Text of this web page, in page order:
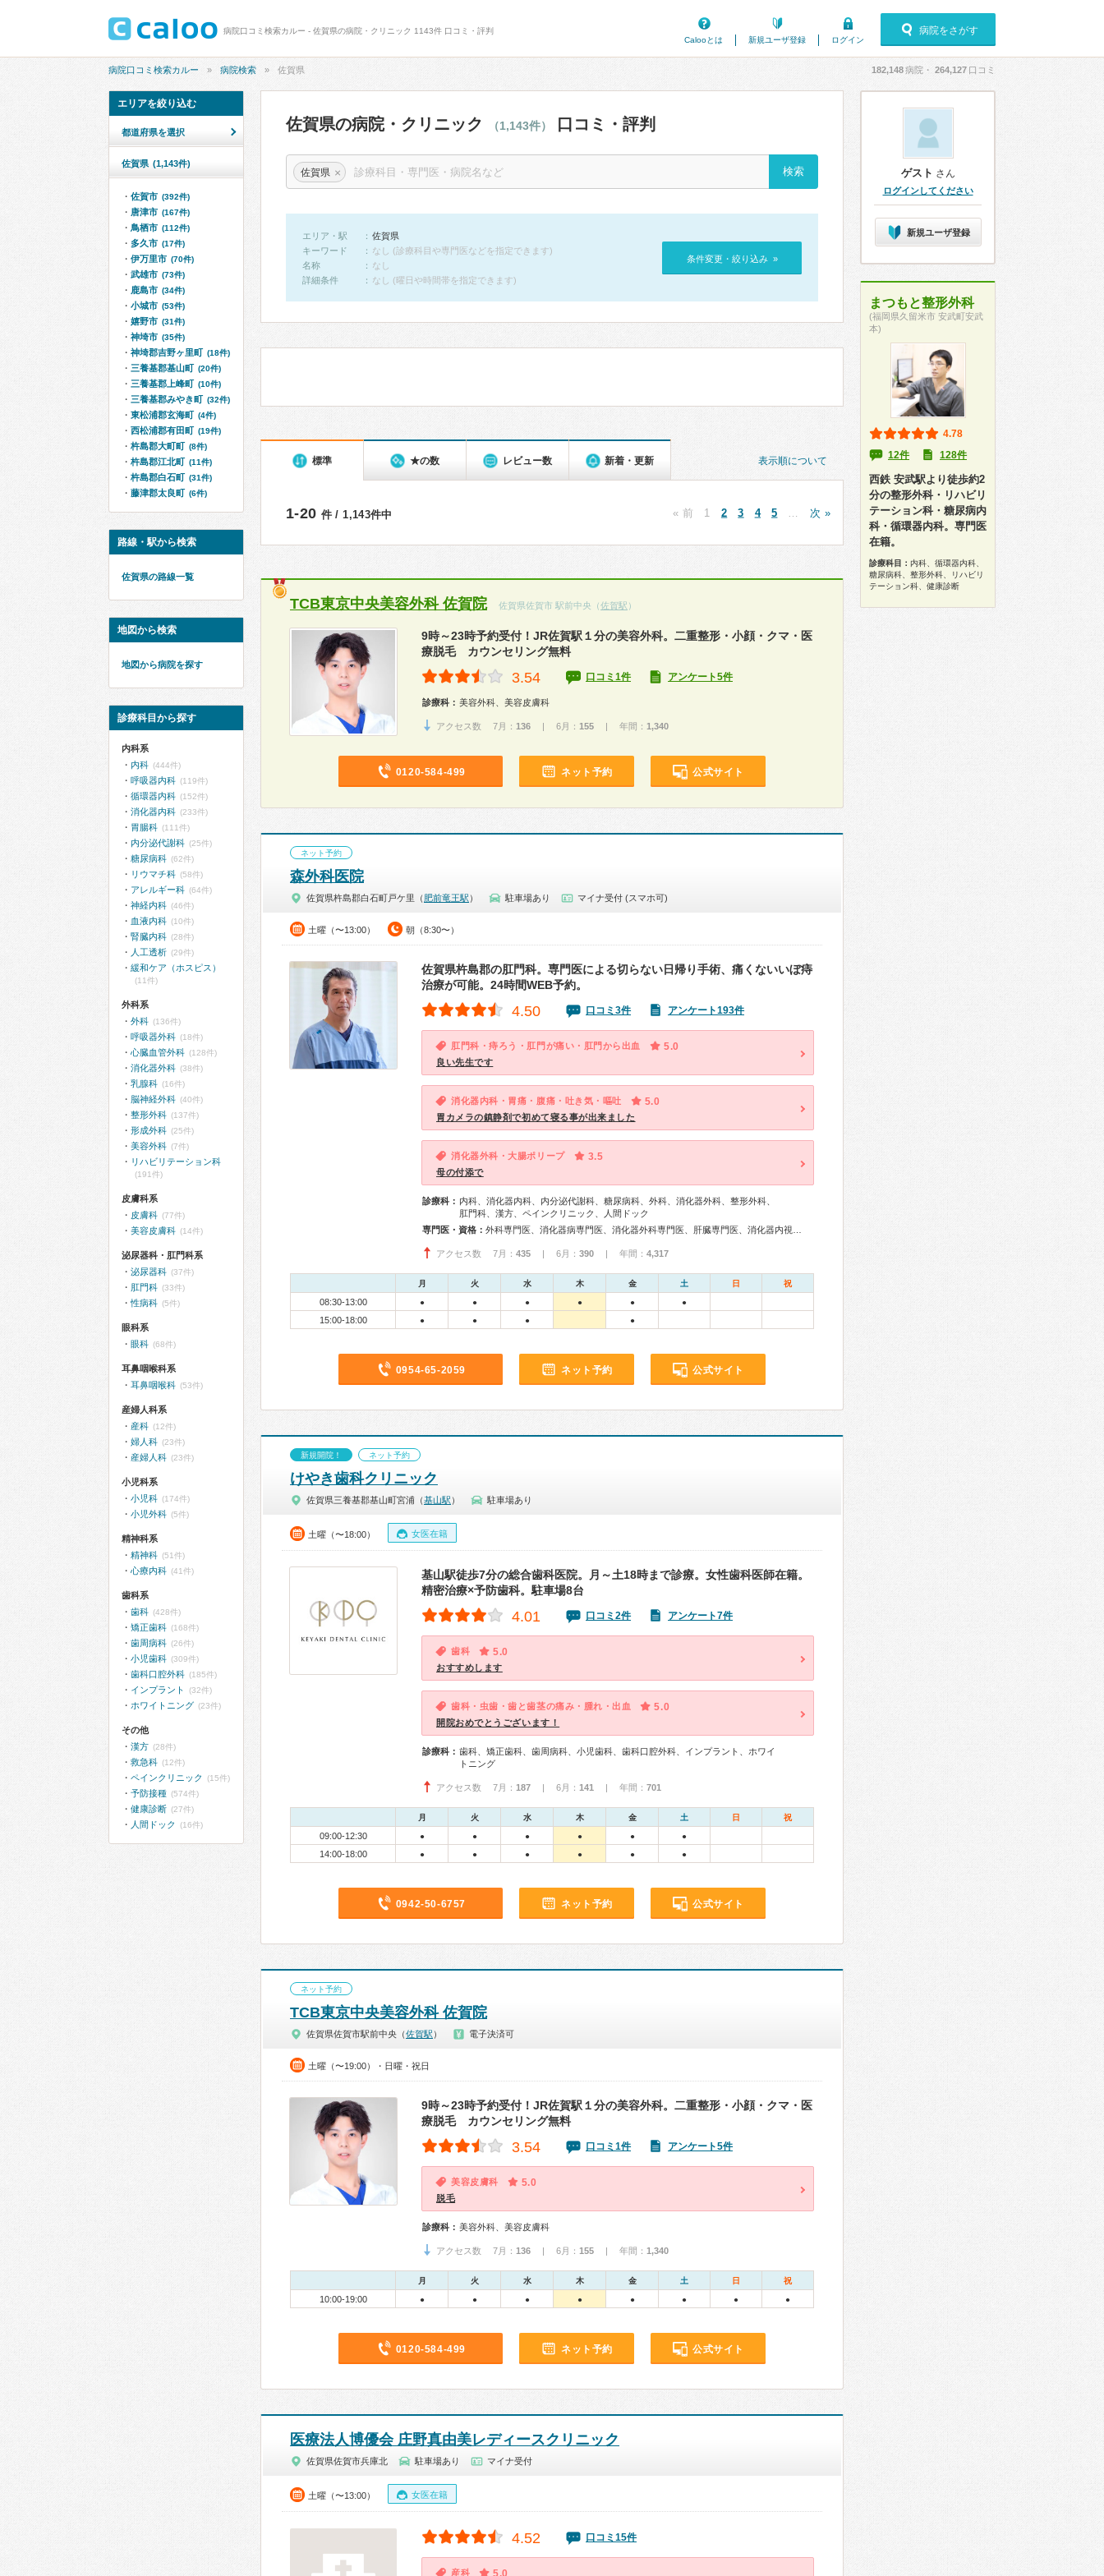
病院口コミ検索カルー - 佐賀県の病院・クリニック 1143件 口コミ・評判
Calooとは
新規ユーザ登録 ログイン
病院をさがす
病院口コミ検索カルー 病院検索 佐賀県 182,148病院・ 264,127 口コミ
佐賀県の病院・クリニック （1,143件） 口コミ・評判
佐賀県 ×
エリア・駅
佐賀県
キーワード
なし (診療科目や専門医などを指定できます)
名称
なし
詳細条件
なし (曜日や時間帯を指定できます)
条件変更・絞り込み »
表示順について
標準 ★の数 レビュー数 新着・更新
1-20 件 / 1,143件中 « 前 1 2 3 4 5 次 »
TCB東京中央美容外科 佐賀院 佐賀県佐賀市 駅前中央（佐賀駅 ）
9時～23時予約受付！JR佐賀駅１分の美容外科。二重整形・小顔・クマ・医
療脱毛 カウンセリング無料
3.54 口コミ1件 アンケート5件
診療科： 美容外科、美容皮膚科
アクセス数 7月： 136 | 6月： 155 | 年間： 1,340
0120-584-499 ネット予約 公式サイト
ネット予約
森外科医院
佐賀県杵島郡白石町戸ケ里（ 肥前竜王駅 ） 駐車場あり マイナ受付 (スマホ可)
土曜（〜13:00） 朝（8:30〜）
佐賀県杵島郡の肛門科。専門医による切らない日帰り手術、痛くないいぼ痔
治療が可能。24時間WEB予約。
4.50 口コミ3件 アンケート193件
肛門科・痔ろう・肛門が痛い・肛門から出血 5.0
良い先生です
消化器内科・胃痛・腹痛・吐き気・嘔吐 5.0
胃カメラの鎮静剤で初めて寝る事が出来ました
消化器外科・大腸ポリープ 3.5
母の付添で
診療科： 内科、消化器内科、内分泌代謝科、糖尿病科、外科、消化器外科、整形外科、
肛門科、漢方、ペインクリニック、人間ドック
専門医・資格：
アクセス数 7月： 435 | 6月： 390 | 年間： 4,317
月 火 水 木 金 土 日 祝
08:30-13:00 ● ● ● ● ● ●
15:00-18:00 ● ● ● ●
0954-65-2059 ネット予約 公式サイト
新規開院！ ネット予約
けやき歯科クリニック
佐賀県三養基郡基山町宮浦（基山駅 ） 駐車場あり
土曜（〜18:00） 女医在籍
基山駅徒歩7分の総合歯科医院。月～土18時まで診療。女性歯科医師在籍。
精密治療×予防歯科。駐車場8台
4.01 口コミ2件 アンケート7件
歯科 5.0
おすすめします
歯科・虫歯・歯と歯茎の痛み・腫れ・出血 5.0
開院おめでとうございます！
診療科： 歯科、矯正歯科、歯周病科、小児歯科、歯科口腔外科、インプラント、ホワイ
トニング
アクセス数 7月： 187 | 6月： 141 | 年間： 701
月 火 水 木 金 土 日 祝
09:00-12:30 ● ● ● ● ● ●
14:00-18:00 ● ● ● ● ● ●
0942-50-6757 ネット予約 公式サイト
ネット予約
TCB東京中央美容外科 佐賀院
佐賀県佐賀市駅前中央（佐賀駅 ） 電子決済可
土曜（〜19:00）・日曜・祝日
9時～23時予約受付！JR佐賀駅１分の美容外科。二重整形・小顔・クマ・医
療脱毛 カウンセリング無料
3.54 口コミ1件 アンケート5件
美容皮膚科 5.0
脱毛
診療科： 美容外科、美容皮膚科
アクセス数 7月： 136 | 6月： 155 | 年間： 1,340
月 火 水 木 金 土 日 祝
10:00-19:00 ● ● ● ● ● ● ● ●
0120-584-499 ネット予約 公式サイト
医療法人博優会 庄野真由美レディースクリニック
佐賀県佐賀市兵庫北 駐車場あり マイナ受付
土曜（〜13:00） 女医在籍
4.52 口コミ15件
産科 5.0
エリアを絞り込む
都道府県を選択
佐賀県 (1,143件)
佐賀市 (392件)
唐津市 (167件)
鳥栖市 (112件)
多久市 (17件)
伊万里市 (70件)
武雄市 (73件)
鹿島市 (34件)
小城市 (53件)
嬉野市 (31件)
神埼市 (35件)
神埼郡吉野ヶ里町 (18件)
三養基郡基山町 (20件)
三養基郡上峰町 (10件)
三養基郡みやき町 (32件)
東松浦郡玄海町 (4件)
西松浦郡有田町 (19件)
杵島郡大町町 (8件)
杵島郡江北町 (11件)
杵島郡白石町 (31件)
藤津郡太良町 (6件)
路線・駅から検索
佐賀県の路線一覧
地図から検索
地図から病院を探す
診療科目から探す
内科系
内科 (444件)
呼吸器内科 (119件)
循環器内科 (152件)
消化器内科 (233件)
胃腸科 (111件)
内分泌代謝科 (25件)
糖尿病科 (62件)
リウマチ科 (58件)
アレルギー科 (64件)
神経内科 (46件)
血液内科 (10件)
腎臓内科 (28件)
人工透析 (29件)
緩和ケア（ホスピス）
(11件)
外科系
外科 (136件)
呼吸器外科 (18件)
心臓血管外科 (128件)
消化器外科 (38件)
乳腺科 (16件)
脳神経外科 (40件)
整形外科 (137件)
形成外科 (25件)
美容外科 (7件)
リハビリテーション科
(191件)
皮膚科系
皮膚科 (77件)
美容皮膚科 (14件)
泌尿器科・肛門科系
泌尿器科 (37件)
肛門科 (33件)
性病科 (5件)
眼科系
眼科 (68件)
耳鼻咽喉科系
耳鼻咽喉科 (53件)
産婦人科系
産科 (12件)
婦人科 (23件)
産婦人科 (23件)
小児科系
小児科 (174件)
小児外科 (5件)
精神科系
精神科 (51件)
心療内科 (41件)
歯科系
歯科 (428件)
矯正歯科 (168件)
歯周病科 (26件)
小児歯科 (309件)
歯科口腔外科 (185件)
インプラント (32件)
ホワイトニング (23件)
その他
漢方 (28件)
救急科 (12件)
ペインクリニック (15件)
予防接種 (574件)
健康診断 (27件)
人間ドック (16件)
ゲスト さん
ログインしてください
新規ユーザ登録
まつもと整形外科
(福岡県久留米市 安武町安武
本)
4.78
12件
128件
西鉄 安武駅より徒歩約2
分の整形外科・リハビリ
テーション科・糖尿病内
科・循環器内科。専門医
在籍。
診療科目： 内科、循環器内科、
糖尿病科、整形外科、リハビリ
テーション科、健康診断